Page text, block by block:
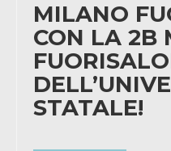
MILANO
CON LA 2B
STATALE!